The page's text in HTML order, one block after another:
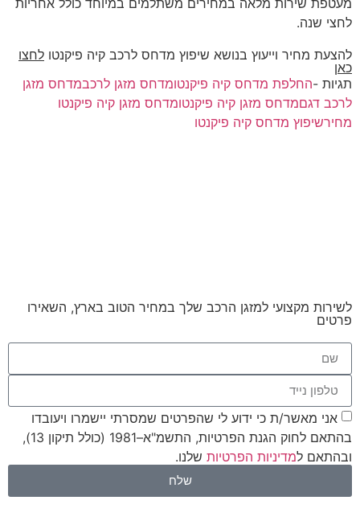
לחצי שנה.
להצעת מחיר וייעוץ בנושא שיפוץ מדחס לרכב קיה פיקנטולחצו
כאן
תגיות - החלפת מדחס קיה פיקנטומדחס מזגן לרכבמדחס מזגן
לרכב דגםמדחס מזגן קיה פיקנטומדחס מזגן קיה פיקנטו
מחירשיפוץ מדחס קיה פיקנטו
לשירות מקצועי למזגן הרכב שלך במחיר הטוב בארץ, השאירו
פרטים
אני מאשר/ת כי ידוע לי שהפרטים שמסרתי יישמרו ויעובדו
בהתאם לחוק הגנת הפרטיות, התשמ"א–1981 (כולל תיקון 13),
ובהתאם ל מדיניות הפרטיותשלנו.
שלח